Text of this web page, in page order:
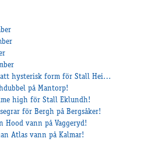
Fortsatt hysterisk form för Stall Heiskanen!
på Mantorp!
high för Stall Eklundh!
för Bergh på Bergsåker!
Hood vann på Vaggeryd!
Atlas vann på Kalmar!